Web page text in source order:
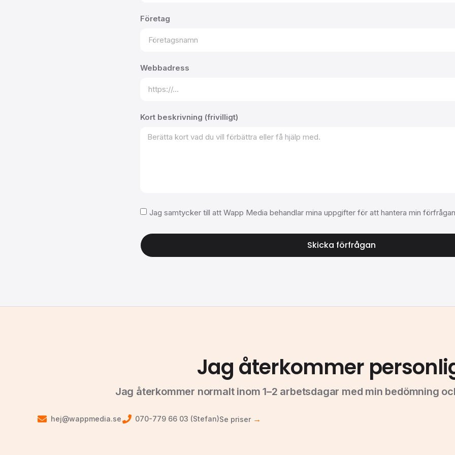
Företag
Webbadress
Kort beskrivning (frivilligt)
Jag samtycker till att Wapp Media behandlar mina uppgifter för att hantera min
Skicka förfrågan
Jag återkommer
Jag återkommer normalt inom 1–2 arbetsdagar med min bedömning
hej@wappmedia.se 070-779 66 03 (Stefan)Se priser →